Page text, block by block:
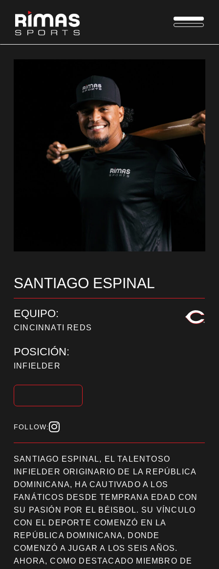
SANTIAGO ESPINAL
EQUIPO:
CINCINNATI REDS
POSICIÓN:
INFIELDER
FOLLOW:
SANTIAGO ESPINAL, EL TALENTOSO
INFIELDER ORIGINARIO DE LA REPÚBLICA
DOMINICANA, HA CAUTIVADO A LOS
FANÁTICOS DESDE TEMPRANA EDAD CON
SU PASIÓN POR EL BÉISBOL. SU VÍNCULO
CON EL DEPORTE COMENZÓ EN LA
REPÚBLICA DOMINICANA, DONDE
COMENZÓ A JUGAR A LOS SEIS AÑOS.
AHORA, COMO DESTACADO MIEMBRO DE